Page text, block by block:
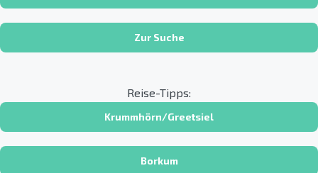
Zur Suche
Reise-Tipps:
Krummhörn/Greetsiel
Borkum